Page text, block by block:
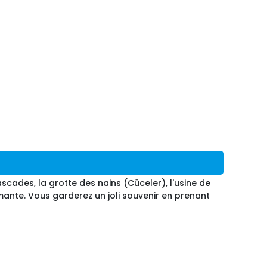
la grotte des nains (Cüceler), l'usine de
Vous garderez un joli souvenir en prenant